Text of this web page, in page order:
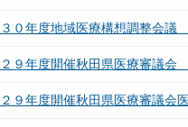
０年度地域医療構想調整会議
９年度開催秋田県医療審議会
９年度開催秋田県医療審議